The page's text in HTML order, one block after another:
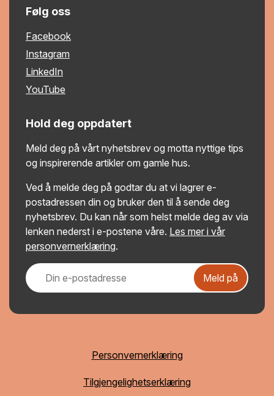
Følg oss
Facebook
Instagram
LinkedIn
YouTube
Hold deg oppdatert
Meld deg på vårt nyhetsbrev og motta nyttige tips
og inspirerende artikler om gamle hus.
Ved å melde deg på godtar du at vi lagrer e-
postadressen din og bruker den til å sende deg
nyhetsbrev. Du kan når som helst melde deg av via
lenken nederst i e-postene våre. Les mer i vår
personvernerklæring.
Meld på
Personvernerklæring
Tilgjengelighetserklæring